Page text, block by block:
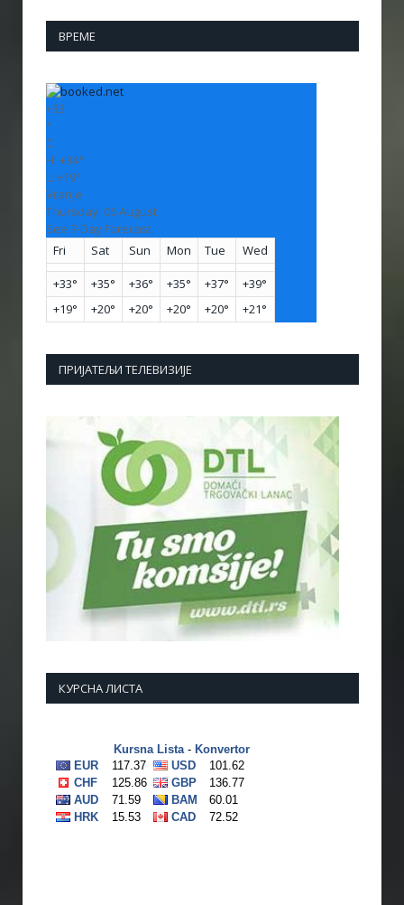
ВРЕМЕ
+33
°
C
H: +34°
L: +19°
Vranje
Thursday, 06 August
See 7-Day Forecast
Fri
Sat Sun Mon Tue Wed
+33° +35° +36° +35° +37° +39°
+19° +20° +20° +20° +20° +21°
ПРИЈАТЕЉИ ТЕЛЕВИЗИЈЕ
КУРСНА ЛИСТА